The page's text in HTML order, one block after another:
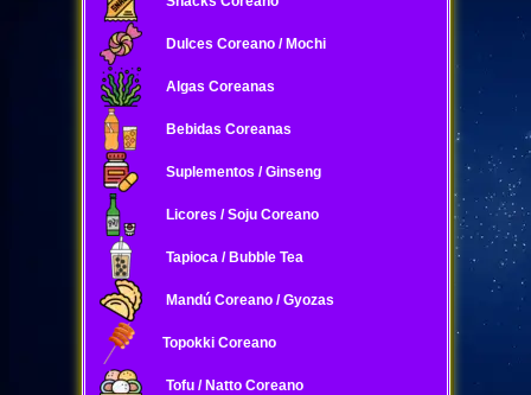
Dulces Coreano / Mochi
Algas Coreanas
Bebidas Coreanas
Suplementos / Ginseng
Licores / Soju Coreano
Tapioca / Bubble Tea
Mandú Coreano / Gyozas
Topokki Coreano
Tofu / Natto Coreano